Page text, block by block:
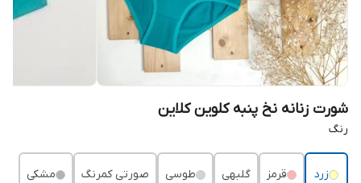
شورت زنانه نخ پنبه کلوین کلاین
رنگ
زرد قرمز گلبهی طوسی صورتی کمرنگ مشکی